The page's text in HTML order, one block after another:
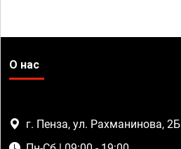
О нас
г. Пенза, ул. Рахманинова, 2Б